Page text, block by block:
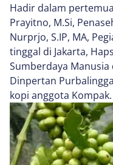
Hadir dalam
Prayitno, M.Si,
Nurprjo, S.IP, MA,
tinggal di Jakarta,
Sumberdaya Manusia
Dinpertan
kopi anggota Kompak.